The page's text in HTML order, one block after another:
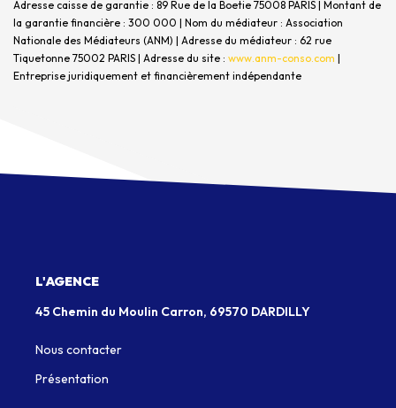
Adresse caisse de garantie : 89 Rue de la Boetie 75008 PARIS | Montant de
la garantie financière : 300 000 | Nom du médiateur : Association
Nationale des Médiateurs (ANM) | Adresse du médiateur : 62 rue
Tiquetonne 75002 PARIS | Adresse du site : www.anm-conso.com |
Entreprise juridiquement et financièrement indépendante
L'AGENCE
45 Chemin du Moulin Carron, 69570 DARDILLY
Nous contacter
Présentation